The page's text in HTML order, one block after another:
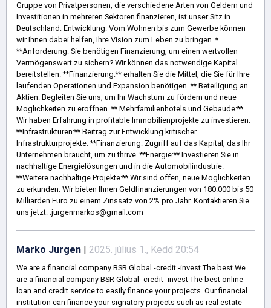
Gruppe von Privatpersonen, die verschiedene Arten von Geldern und
Investitionen in mehreren Sektoren finanzieren, ist unser Sitz in
Deutschland: Entwicklung: Vom Wohnen bis zum Gewerbe können
wir Ihnen dabei helfen, Ihre Vision zum Leben zu bringen. *
**Anforderung: Sie benötigen Finanzierung, um einen wertvollen
Vermögenswert zu sichern? Wir können das notwendige Kapital
bereitstellen. **Finanzierung:** erhalten Sie die Mittel, die Sie für Ihre
laufenden Operationen und Expansion benötigen. ** Beteiligung an
Aktien: Begleiten Sie uns, um Ihr Wachstum zu fördern und neue
Möglichkeiten zu eröffnen. ** Mehrfamilienhotels und Gebäude:**
Wir haben Erfahrung in profitable Immobilienprojekte zu investieren.
**Infrastrukturen:** Beitrag zur Entwicklung kritischer
Infrastrukturprojekte. **Finanzierung: Zugriff auf das Kapital, das Ihr
Unternehmen braucht, um zu thrive. **Energie:** Investieren Sie in
nachhaltige Energielösungen und in die Automobilindustrie.
**Weitere nachhaltige Projekte:** Wir sind offen, neue Möglichkeiten
zu erkunden. Wir bieten Ihnen Geldfinanzierungen von 180.000 bis 50
Milliarden Euro zu einem Zinssatz von 2% pro Jahr. Kontaktieren Sie
uns jetzt: :jurgenmarkos@gmail.com
Marko Jurgen | 2025. július 1., Kedd 20:54
We are a financial company BSR Global -credit -invest The best We
are a financial company BSR Global -credit -invest The best online
loan and credit service to easily finance your projects. Our financial
institution can finance your signatory projects such as real estate